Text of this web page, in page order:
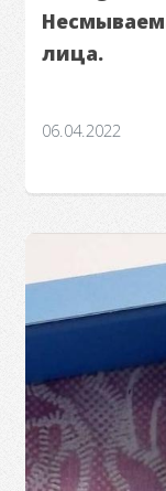
лица.
06.04.2022